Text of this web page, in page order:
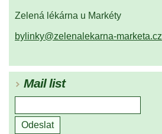
Zelená lékárna u Markéty
bylinky@zelenalekarna-marketa.cz
Mail list